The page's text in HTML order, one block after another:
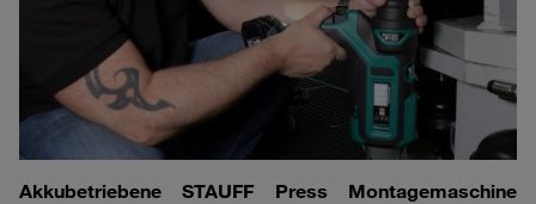
Akkubetriebene STAUFF Press Montagemaschine